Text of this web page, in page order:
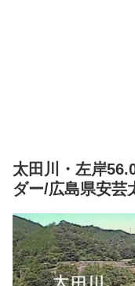
太田川・左岸
ダー/広島県安芸